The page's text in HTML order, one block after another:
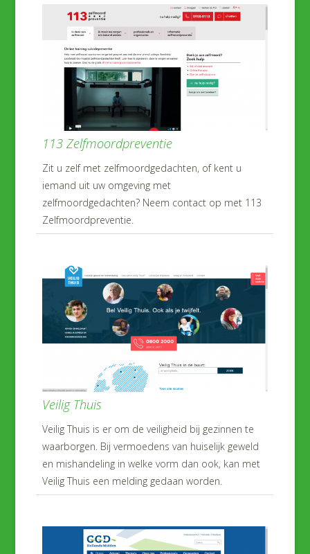
113 Zelfmoordpreventie
Zit u zelf met zelfmoordgedachten, of kent u
iemand uit uw omgeving met
zelfmoordgedachten? Neem contact op met 113
Zelfmoordpreventie.
Veilig Thuis
Veilig Thuis is er om de veiligheid bij gezinnen te
waarborgen. Bij vermoedens van huiselijk geweld
en mishandeling in welke vorm dan ook, kan met
Veilig Thuis een melding gedaan worden.